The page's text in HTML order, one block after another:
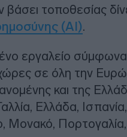
βάσει τοποθεσίας
(AI).
εργαλείο
σε όλη την
και της
Ελλάδα,
Μονακό, Πορτογαλία,